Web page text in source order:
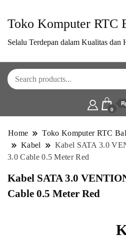
Toko Komputer RTC
Selalu Terdepan dalam Kualitas dan
0
Home Toko Komputer RTC
Kabel
Kabel SATA 3.0
3.0 Cable 0.5 Meter Red
Kabel SATA 3.0
Cable 0.5 Meter Red